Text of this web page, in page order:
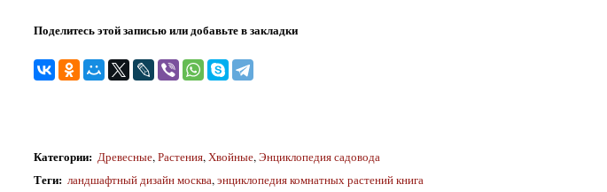
Поделитесь этой записью или добавьте в закладки
Категории: Древесные,Растения,Хвойные,Энциклопедия садовода
Теги: ландшафтный дизайн москва,энциклопедия комнатных растений книга